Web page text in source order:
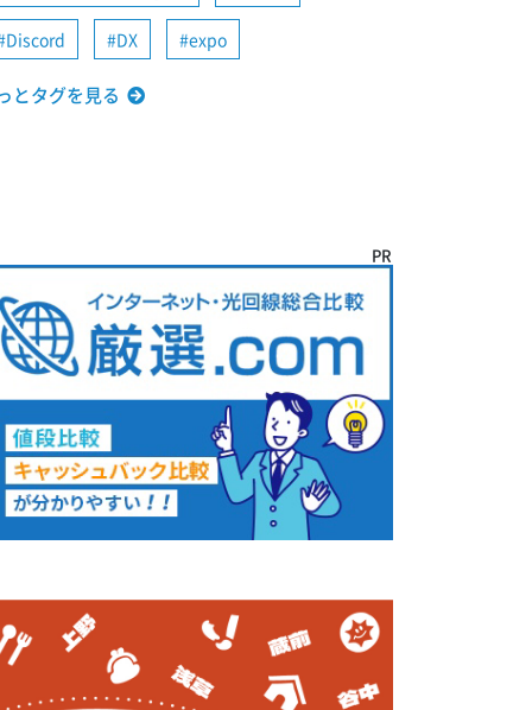
Discord DX expo
とタグを見る
PR